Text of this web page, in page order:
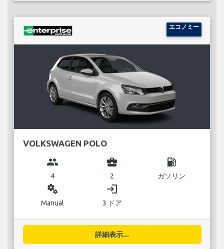
エコノミー
VOLKSWAGEN POLO
group
4
business_center
2
local_gas_station
ガソリン
miscellaneous_services
Manual
login
3 ドア
詳細表示...